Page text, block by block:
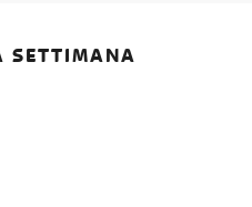
SETTIMANA